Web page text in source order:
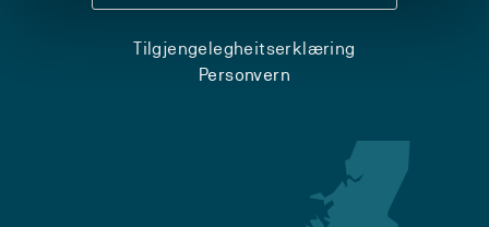
Tilgjengelegheitserklæring
Personvern